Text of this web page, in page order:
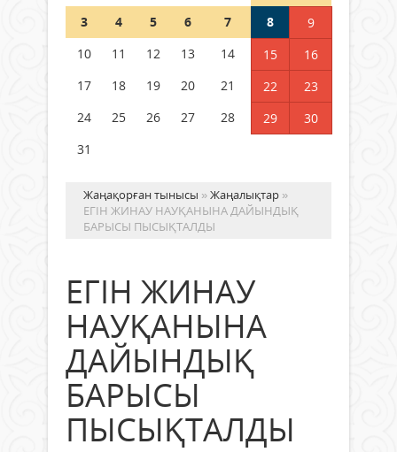
Шетелде жүрген Қазақстан
азаматтары қалай дауыс бере
3
4 5 6 7 8
9
10
11 12 13 14 15
16
17
18 19 20 21 22
23
24
25 26 27 28 29
30
31
Жаңақорған тынысы »Жаңалықтар »
ЕГІН ЖИНАУ НАУҚАНЫНА ДАЙЫНДЫҚ
БАРЫСЫ ПЫСЫҚТАЛДЫ
ЕГІН ЖИНАУ
НАУҚАНЫНА
ДАЙЫНДЫҚ
БАРЫСЫ
ПЫСЫҚТАЛДЫ